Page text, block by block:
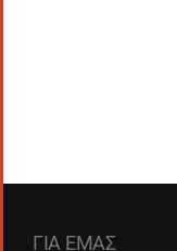
ΓΙΑ ΕΜΑΣ